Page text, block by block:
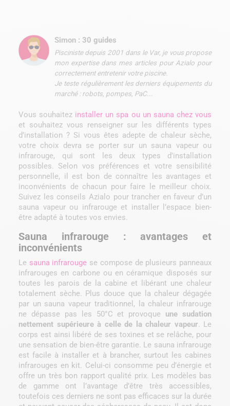
Simon : 30 guides
Pisciniste depuis 2001 dans le Var, je vous propose
mon expertise dans mes articles pour Azialo pour
correctement entretenir votre piscine.
Je teste régulièrement les derniers équipements du
marché : robots, pompes, PaC...
Vous souhaitez installer un spa ou un sauna chez vous
et souhaitez vous renseigner sur les différents types
d’installation ? Si vous êtes adepte de chaleur sèche,
votre choix devra se porter sur un sauna vapeur ou
infrarouge, qui sont les deux types d’installation
possibles. Selon vos préférences et votre sensibilité
personnelle, il est bon de connaître les avantages et
inconvénients de chacun pour faire le meilleur choix.
Suivez les conseils Azialo pour trancher en faveur d’un
sauna vapeur ou infrarouge et installer l’espace bien-
être adapté à toutes vos envies.
Sauna infrarouge : avantages et
inconvénients
Le sauna infrarouge se compose de plusieurs panneaux
infrarouges en carbone ou en céramique disposés sur
toutes les parois de la cabine et libérant une chaleur
totalement sèche. Plus douce que la chaleur dégagée
par un sauna vapeur traditionnel, la chaleur infrarouge
ne dépasse pas les 50°C et provoque une sudation
nettement supérieure à celle de la chaleur vapeur. Le
corps est ainsi libéré de ses toxines et se relâche, pour
une sensation de bien-être garantie. Le sauna infrarouge
est facile à installer et à brancher, surtout les cabines
infrarouges en kit. Celui-ci consomme peu d’énergie et
offre un très bon rapport qualité prix. Les modèles bas
de gamme ont l’avantage d’être très accessibles,
toutefois ces derniers ne sont pas efficaces sur la durée